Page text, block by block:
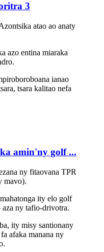
3
atao ao anaty
azo entina miaraka
ianao
tsara kalitao nefa
amin'ny golf ...
ny fitaovana TPR
mavo).
ity elo golf
ny tafio-drivotra.
ity misy santionany
afaka manana ny